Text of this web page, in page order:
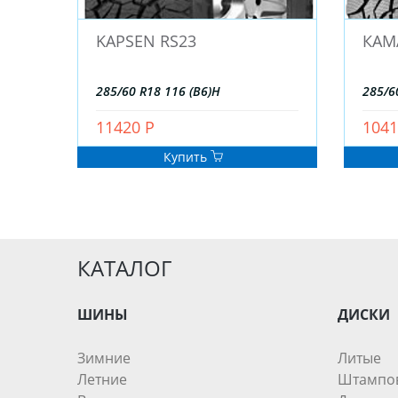
KAPSEN RS23
285/60 R18 116 (B6)H
11420 Р
Купить
285/
КАТАЛОГ
ШИНЫ
Зимние
Летние
ДИСКИ
Литые